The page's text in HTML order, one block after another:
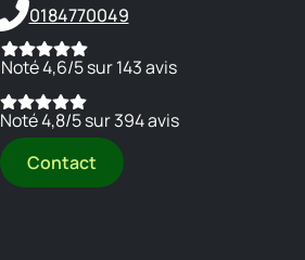
0184770049
Noté 4,6/5 sur 143 avis
Noté 4,8/5 sur 394 avis
Contact